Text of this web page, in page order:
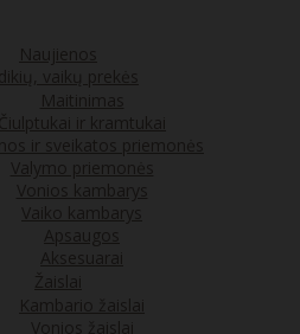
Naujienos
vaikų prekės
Maitinimas
Čiulptukai ir kramtukai
ir sveikatos priemonės
Valymo priemonės
Vonios kambarys
Vaiko kambarys
Apsaugos
Aksesuarai
Žaislai
Kambario žaislai
Vonios žaislai